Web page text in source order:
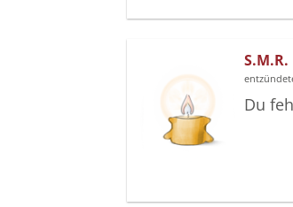
S.M.R.
Du